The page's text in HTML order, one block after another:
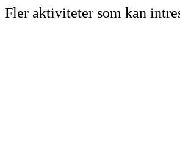
Fler aktiviteter som kan